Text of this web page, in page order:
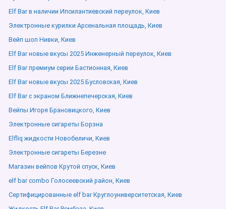
Elf Bar в наличии Ипсилантиевский переулок, Киев
Электронные курилки Арсенальная площадь, Киев
Вейп шоп Нивки, Киев
Elf Bar новые вкусы 2025 Инженерный переулок, Киев
Elf Bar премиум серии Бастионная, Киев
Elf Bar новые вкусы 2025 Бусловская, Киев
Elf Bar с экраном Ближнепечерская, Киев
Вейпы Игоря Брановицкого, Киев
Электронные сигареты Борзна
Elfliq жидкости Новобеличи, Киев
Электронные сигареты Березне
Магазин вейпов Крутой спуск, Киев
elf bar combo Голосеевский район, Киев
Сертифицированные elf bar Круглоуниверситетская, Киев